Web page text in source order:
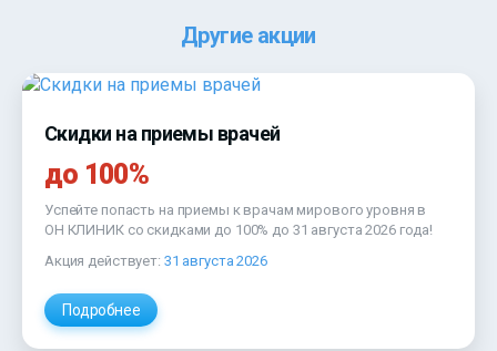
Другие акции
Скидки на приемы врачей
до 100%
Успейте попасть на приемы к врачам мирового уровня в
ОН КЛИНИКсо скидками до 100% до 31 августа 2026 года!
Акция действует: 31 августа 2026
Подробнее